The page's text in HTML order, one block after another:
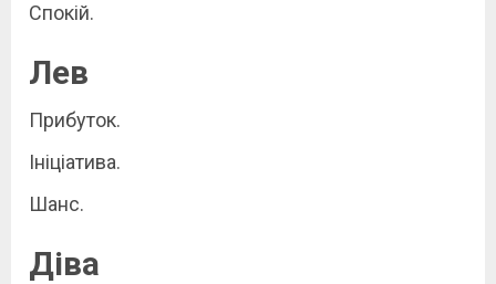
Спокій.
Лев
Прибуток.
Ініціатива.
Шанс.
Діва